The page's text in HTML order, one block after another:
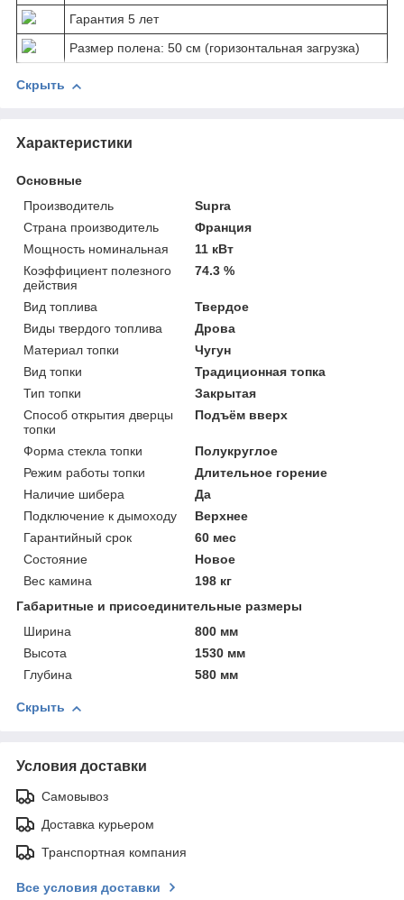
Гарантия 5 лет
Размер полена: 50 см (горизонтальная загрузка)
Скрыть
Характеристики
Основные
Производитель
Supra
Страна производитель
Франция
Мощность номинальная
11 кВт
Коэффициент полезного
действия
74.3 %
Вид топлива
Твердое
Виды твердого топлива
Дрова
Материал топки
Чугун
Вид топки
Традиционная топка
Тип топки
Закрытая
Способ открытия дверцы
топки
Подъём вверх
Форма стекла топки
Полукруглое
Режим работы топки
Длительное горение
Наличие шибера
Да
Подключение к дымоходу
Верхнее
Гарантийный срок
60 мес
Состояние
Новое
Вес камина
198 кг
Габаритные и присоединительные размеры
Ширина
800 мм
Высота
1530 мм
Глубина
580 мм
Скрыть
Условия доставки
Самовывоз
Доставка курьером
Транспортная компания
Все условия доставки